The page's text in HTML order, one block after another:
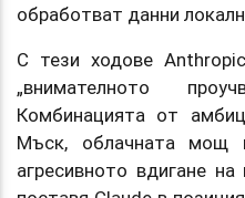
обработват данни
С тези ходове
„внимателното
Комбинацията от
Мъск, облачната мощ
агресивното вдигане